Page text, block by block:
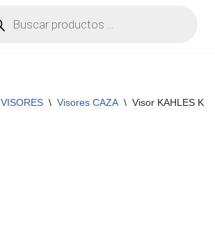
VISORES \ Visores CAZA \ Visor KAHLES